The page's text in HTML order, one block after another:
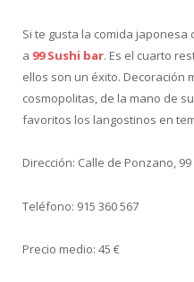
Si te gusta la comida
a 99 Sushi bar. Es el cuarto
ellos son un éxito. Decoración
cosmopolitas, de la mano de
favoritos los langostinos en
Dirección: Calle de Ponzano, 99
Teléfono: 915 360 567
Precio medio: 45 €